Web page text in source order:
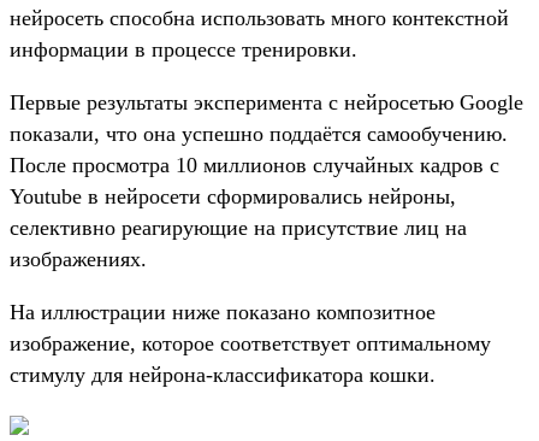
нейросеть способна использовать много контекстной
информации в процессе тренировки.
Первые результаты эксперимента с нейросетью Google
показали, что она успешно поддаётся самообучению.
После просмотра 10 миллионов случайных кадров с
Youtube в нейросети сформировались нейроны,
селективно реагирующие на присутствие лиц на
изображениях.
На иллюстрации ниже показано композитное
изображение, которое соответствует оптимальному
стимулу для нейрона-классификатора кошки.